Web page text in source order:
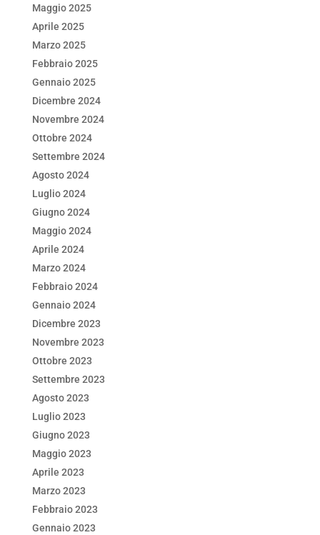
Maggio 2025
Aprile 2025
Marzo 2025
Febbraio 2025
Gennaio 2025
Dicembre 2024
Novembre 2024
Ottobre 2024
Settembre 2024
Agosto 2024
Luglio 2024
Giugno 2024
Maggio 2024
Aprile 2024
Marzo 2024
Febbraio 2024
Gennaio 2024
Dicembre 2023
Novembre 2023
Ottobre 2023
Settembre 2023
Agosto 2023
Luglio 2023
Giugno 2023
Maggio 2023
Aprile 2023
Marzo 2023
Febbraio 2023
Gennaio 2023